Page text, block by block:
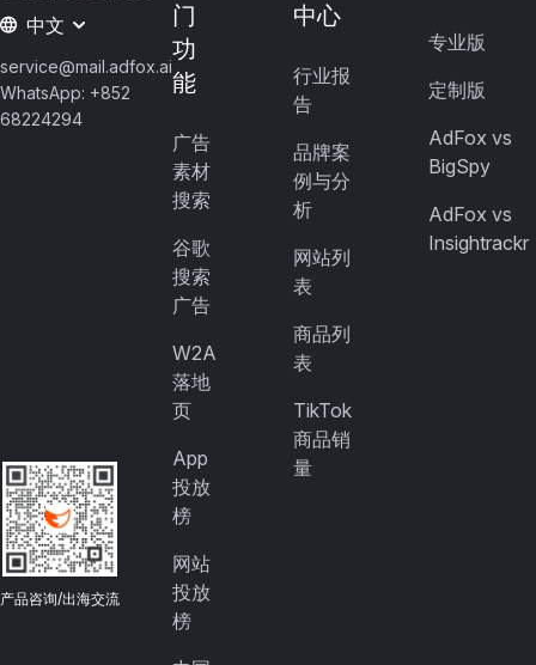
中文
service@mail.adfox.ai
WhatsApp: +852
68224294
产品咨询/出海交流
门
功
能
广告
素材
搜索
谷歌
搜索
广告
W2A
落地
页
App
投放
榜
网站
投放
榜
中心
行业报
告
品牌案
例与分
析
网站列
表
商品列
表
TikTok
商品销
量
专业版
定制版
AdFox vs
BigSpy
AdFox vs
Insightrackr